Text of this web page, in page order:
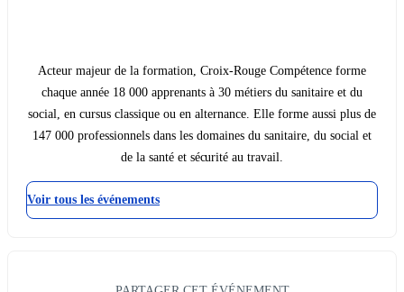
Acteur majeur de la formation, Croix-Rouge Compétence forme
chaque année 18 000 apprenants à 30 métiers du sanitaire et du
social, en cursus classique ou en alternance. Elle forme aussi plus de
147 000 professionnels dans les domaines du sanitaire, du social et
de la santé et sécurité au travail.
Voir tous les événements